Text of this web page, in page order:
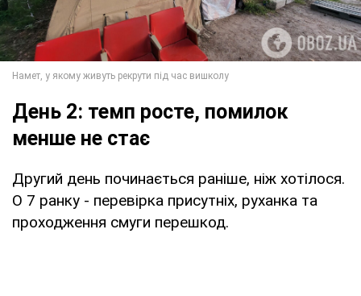
День 2: темп росте, помилок
менше не стає
Другий день починається раніше, ніж хотілося.
О 7 ранку - перевірка присутніх, руханка та
проходження смуги перешкод.